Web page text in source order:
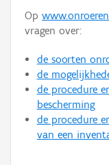
Op
vragen over:
de soorten
de
de procedure
bescherming
de procedure
van een